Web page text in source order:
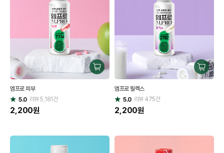
구
매
엠프로 피부
별
점
5.0 리뷰5,181건
2,200원
구
매
엠프로 릴렉스
별
점
5.0 리뷰475건
2,200원